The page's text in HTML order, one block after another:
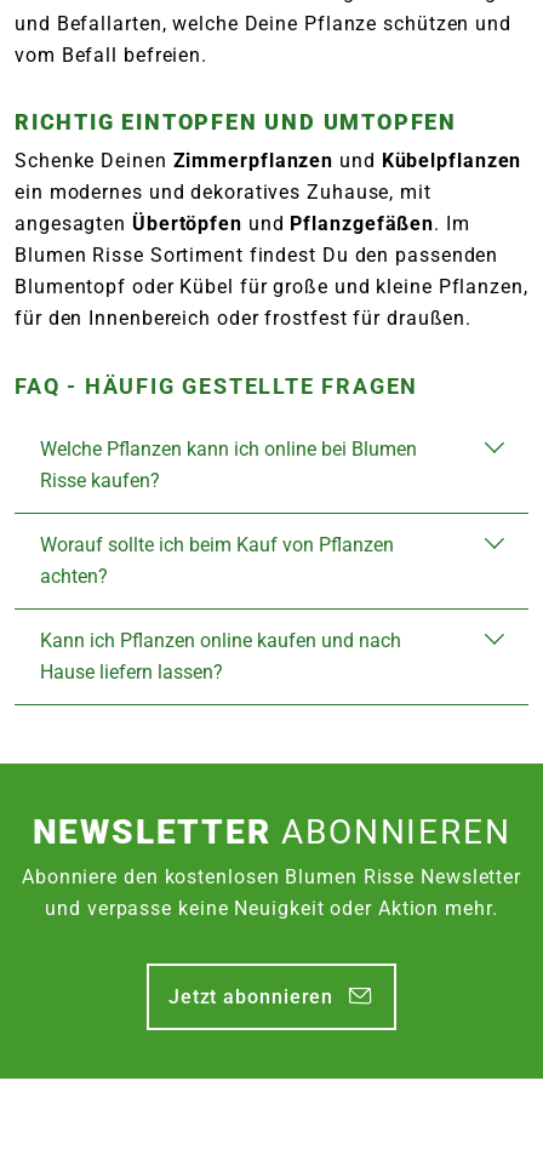
und Befallarten, welche Deine Pflanze schützen und
vom Befall befreien.
RICHTIG EINTOPFEN UND UMTOPFEN
Schenke Deinen Zimmerpflanzen und Kübelpflanzen
ein modernes und dekoratives Zuhause, mit
angesagten Übertöpfen und Pflanzgefäßen. Im
Blumen Risse Sortiment findest Du den passenden
Blumentopf oder Kübel für große und kleine Pflanzen,
für den Innenbereich oder frostfest für draußen.
FAQ - HÄUFIG GESTELLTE FRAGEN
Welche Pflanzen kann ich online bei Blumen
Risse kaufen?
Worauf sollte ich beim Kauf von Pflanzen
achten?
Kann ich Pflanzen online kaufen und nach
Hause liefern lassen?
NEWSLETTERABONNIEREN
Abonniere den kostenlosen Blumen Risse Newsletter
und verpasse keine Neuigkeit oder Aktion mehr.
Jetzt abonnieren